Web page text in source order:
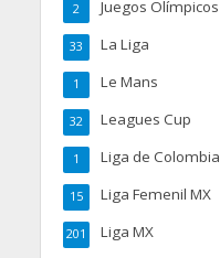
Juegos Olímpicos
2
La Liga
33
Le Mans
1
Leagues Cup
32
Liga de Colombia
1
Liga Femenil MX
15
Liga MX
201